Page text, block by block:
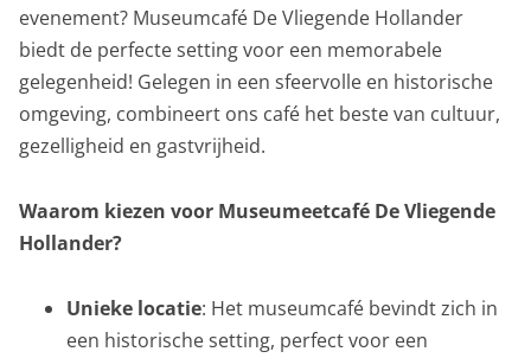
evenement? Museumcafé De Vliegende Hollander
biedt de perfecte setting voor een memorabele
gelegenheid! Gelegen in een sfeervolle en historische
omgeving, combineert ons café het beste van cultuur,
gezelligheid en gastvrijheid.
Waarom kiezen voor Museumeetcafé De Vliegende
Hollander?
Unieke locatie: Het museumcafé bevindt zich in
een historische setting, perfect voor een